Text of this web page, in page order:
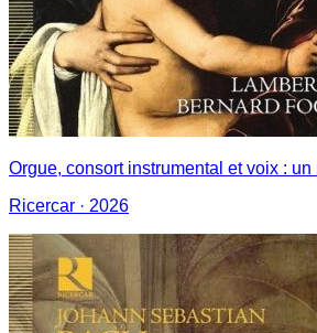
Orgue, consort instrumental et voix :
Ricercar · 2026